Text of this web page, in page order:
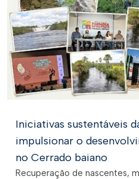
Iniciativas sustentáveis
impulsionar o
no Cerrado baiano
Recuperação de nascentes,